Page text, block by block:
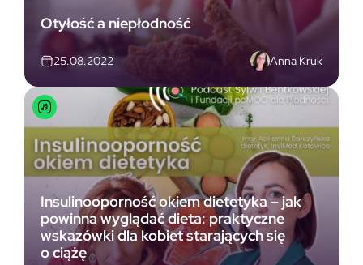
Otyłość a niepłodność
25.08.2022 Anna Kruk
Insulinooporność okiem dietetyka – jak
powinna wyglądać dieta: praktyczne
wskazówki dla kobiet starających się
o ciążę